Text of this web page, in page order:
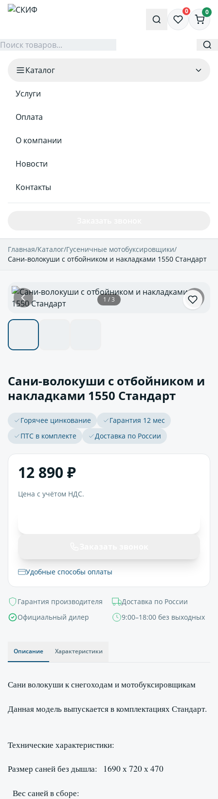
0 0
Каталог
Услуги
Оплата
О компании
Новости
Контакты
Главная/Каталог/Гусеничные мотобуксировщики/
Сани-волокуши с отбойником и накладками 1550 Стандарт
1 / 3
Сани-волокуши с отбойником и
накладками 1550 Стандарт
Горячее цинкование
Гарантия 12 мес
ПТС в комплекте
Доставка по России
12 890 ₽
Цена с учётом НДС.
Удобные способы оплаты
Гарантия производителя
Доставка по России
Официальный дилер
9:00–18:00 без выходных
Описание Характеристики
Сани волокуши к снегоходам и мотобуксировщикам
Данная модель выпускается в комплектациях Стандарт.
Технические характеристики:
Размер саней без дышла: 1690 х 720 х 470
Вес саней в сборе: